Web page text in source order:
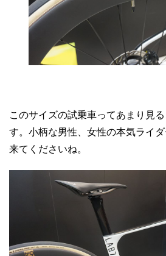
このサイズの試乗車ってあまり見
す。小柄な男性、女性の本気ライ
来てくださいね。